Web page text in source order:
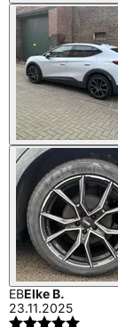
EBElke B.
23.11.2025